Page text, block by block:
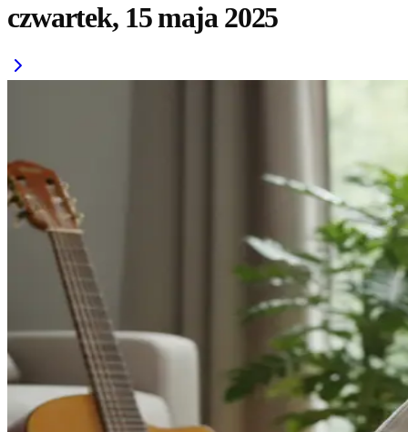
czwartek, 15 maja 2025